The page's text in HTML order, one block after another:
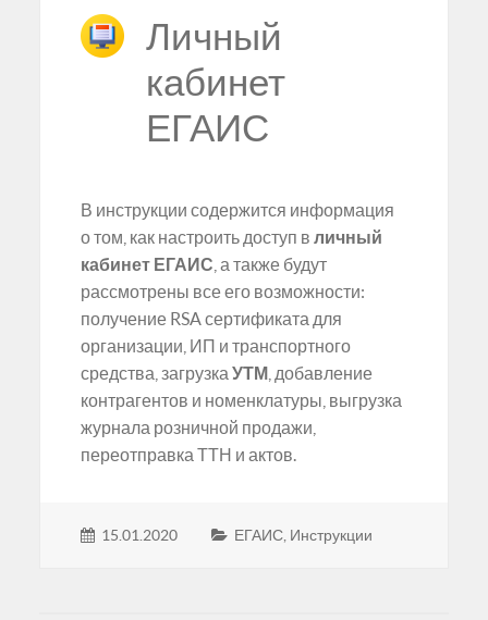
Личный
кабинет
ЕГАИС
В инструкции содержится информация
о том, как настроить доступ вличный
кабинет ЕГАИС , а также будут
рассмотрены все его возможности:
получение RSA сертификата для
организации, ИП и транспортного
средства, загрузкаУТМ , добавление
контрагентов и номенклатуры, выгрузка
журнала розничной продажи,
переотправка ТТН и актов.
15.01.2020 ЕГАИС, Инструкции